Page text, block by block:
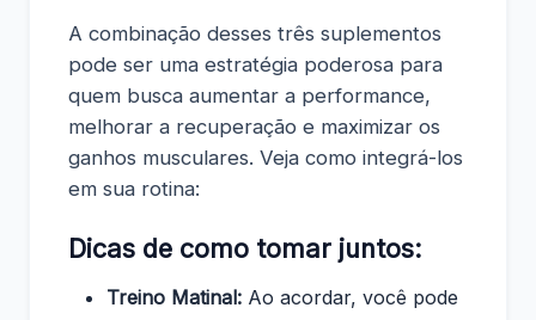
A combinação desses três suplementos
pode ser uma estratégia poderosa para
quem busca aumentar a performance,
melhorar a recuperação e maximizar os
ganhos musculares. Veja como integrá-los
em sua rotina:
Dicas de como tomar juntos:
Treino Matinal: Ao acordar, você pode